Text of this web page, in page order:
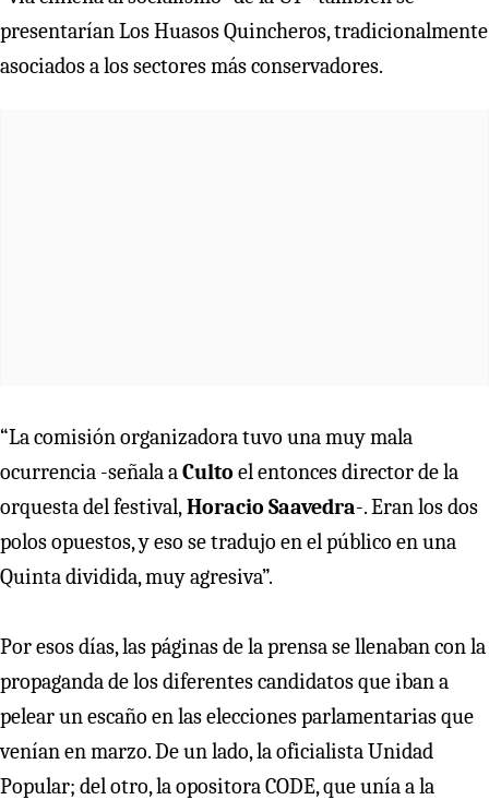
presentarían Los Huasos Quincheros, tradicionalmente
asociados a los sectores más conservadores.
“La comisión organizadora tuvo una muy mala
ocurrencia -señala aCulto el entonces director de la
orquesta del festival,Horacio Saavedra-. Eran los dos
polos opuestos, y eso se tradujo en el público en una
Quinta dividida, muy agresiva”.
Por esos días, las páginas de la prensa se llenaban con la
propaganda de los diferentes candidatos que iban a
pelear un escaño en las elecciones parlamentarias que
venían en marzo. De un lado, la oficialista Unidad
Popular; del otro, la opositora CODE, que unía a la